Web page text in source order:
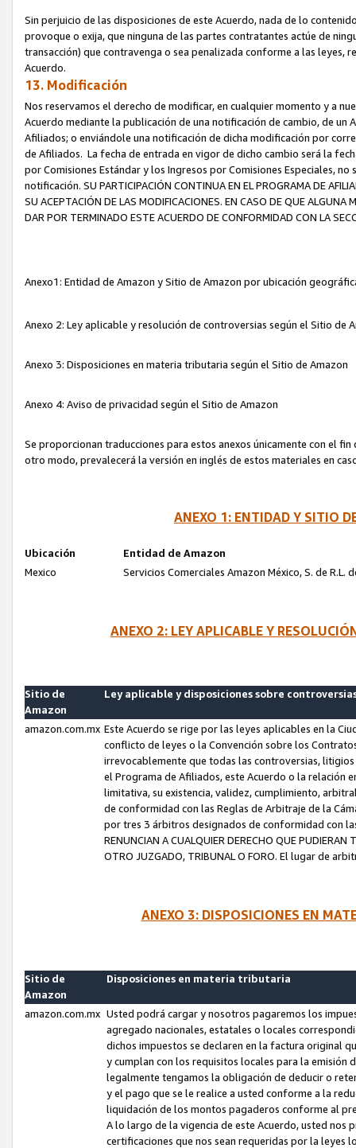
Sin perjuicio de las disposiciones de este Acuerdo, nada de lo
provoque o exija, que ninguna de las partes contratantes actúe de
transacción) que contravenga o sea penalizada conforme a las leyes,
Acuerdo.
13. Modificación
Nos reservamos el derecho de modificar, en cualquier momento y a
Acuerdo mediante la publicación de una notificación de cambio, de
Afiliados; o enviándole una notificación de dicha modificación por
de Afiliados. La fecha de entrada en vigor de dicho cambio será la
por Comisiones Estándar y los Ingresos por Comisiones Especiales,
notificación. SU PARTICIPACIÓN CONTINUA EN EL PROGRAMA DE
SU ACEPTACIÓN DE LAS MODIFICACIONES. EN CASO DE QUE ALGUNA
DAR POR TERMINADO ESTE ACUERDO DE CONFORMIDAD CON LA
Anexo1: Entidad de Amazon y Sitio de Amazon por ubicación
Anexo 2: Ley aplicable y resolución de controversias según el Sitio de
Anexo 3: Disposiciones en materia tributaria según el Sitio de Amazon
Anexo 4: Aviso de privacidad según el Sitio de Amazon
Se proporcionan traducciones para estos anexos únicamente con el
otro modo, prevalecerá la versión en inglés de estos materiales en
ANEXO 1: ENTIDAD Y SITIO
Ubicación
Entidad de Amazon
Mexico
Servicios Comerciales Amazon México, S. de R.L.
ANEXO 2: LEY APLICABLE Y
Sitio de
Amazon
Ley aplicable y disposiciones sobre
amazon.com.mx Este Acuerdo se rige por las leyes aplicables en la
conflicto de leyes o la Convención sobre los
irrevocablemente que todas las controversias,
el Programa de Afiliados, este Acuerdo o la relación
limitativa, su existencia, validez, cumplimiento,
de conformidad con las Reglas de Arbitraje de la
por tres 3 árbitros designados de conformidad con las
RENUNCIAN A CUALQUIER DERECHO QUE
OTRO JUZGADO, TRIBUNAL O FORO. El lugar de
ANEXO 3: DISPOSICIONES EN
Sitio de
Amazon
Disposiciones en materia tributaria
amazon.com.mx Usted podrá cargar y nosotros pagaremos los
agregado nacionales, estatales o locales
dichos impuestos se declaren en la factura original
y cumplan con los requisitos locales para la emisión
legalmente tengamos la obligación de deducir o
y el pago que se le realice a usted conforme a la
liquidación de los montos pagaderos conforme al
A lo largo de la vigencia de este Acuerdo, usted
certificaciones que nos sean requeridas por la leyes